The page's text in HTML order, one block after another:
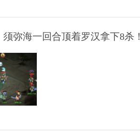
弥海一回合顶着罗汉拿下8杀！